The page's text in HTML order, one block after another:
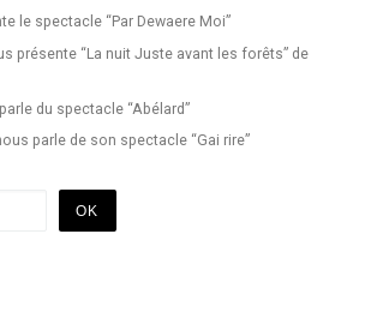
le spectacle “Par Dewaere Moi”
présente “La nuit Juste avant les forêts” de
du spectacle “Abélard”
parle de son spectacle “Gai rire”
OK